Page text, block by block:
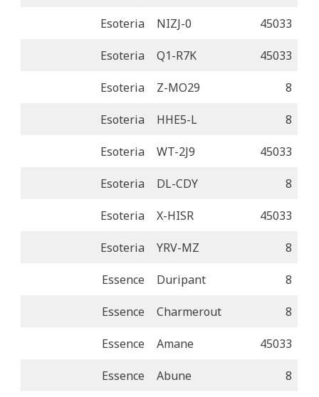
Esoteria NIZJ-0 45033
Esoteria Q1-R7K 45033
Esoteria Z-MO29 8
Esoteria HHE5-L 8
Esoteria WT-2J9 45033
Esoteria DL-CDY 8
Esoteria X-HISR 45033
Esoteria YRV-MZ 8
Essence Duripant 8
Essence Charmerout 8
Essence Amane 45033
Essence Abune 8